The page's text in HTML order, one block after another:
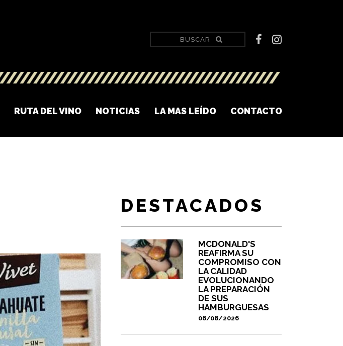
RUTA DEL VINO NOTICIAS LA MAS LEÍDO CONTACTO
DESTACADOS
MCDONALD'S
REAFIRMA SU
COMPROMISO CON
LA CALIDAD
EVOLUCIONANDO
LA PREPARACIÓN
DE SUS
HAMBURGUESAS
06/08/2026